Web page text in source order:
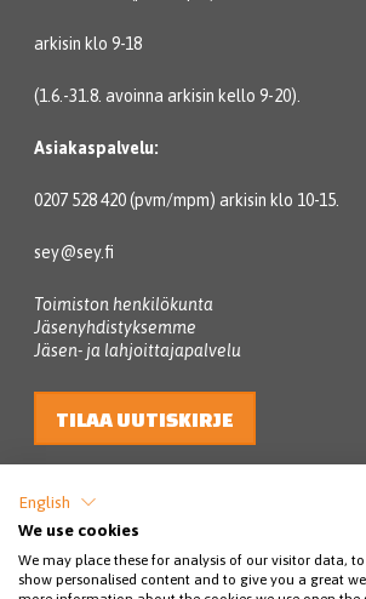
arkisin klo 9-18
(1.6.-31.8. avoinna arkisin kello 9-20).
Asiakaspalvelu:
0207 528 420 (pvm/mpm) arkisin klo 10-15.
sey@sey.fi
Toimiston henkilökunta
Jäsenyhdistyksemme
Jäsen- ja lahjoittajapalvelu
TILAA UUTISKIRJE
English
We use cookies
We may place these for analysis of our visitor data,
show personalised content and to give you a great